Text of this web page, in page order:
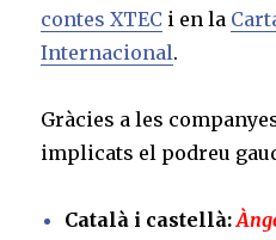
contes XTEC i en la
Internacional.
Gràcies a les
implicats el podreu
Català i castellà: